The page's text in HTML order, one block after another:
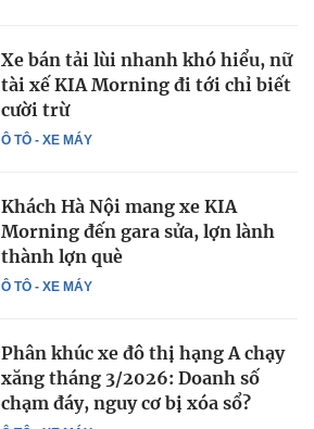
Ô TÔ - XE MÁY
Xe bán tải lùi nhanh khó hiểu, nữ
tài xế KIA Morning đi tới chỉ biết
cười trừ
Ô TÔ - XE MÁY
Khách Hà Nội mang xe KIA
Morning đến gara sửa, lợn lành
thành lợn què
Phân khúc xe đô thị hạng A chạy
xăng tháng 3/2026: Doanh số
chạm đáy, nguy cơ bị xóa sổ?